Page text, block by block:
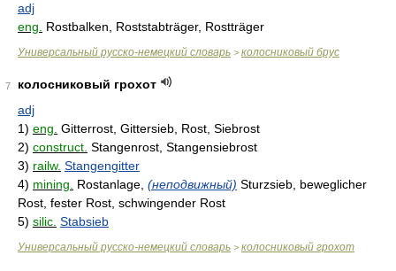
adj
eng.
Rostbalken, Roststabträger, Rostträger
Универсальный русско-немецкий словарь > колосниковый брус
7
колосниковый грохот
adj
1) eng. Gitterrost, Gittersieb, Rost, Siebrost
2) construct. Stangenrost, Stangensiebrost
3) railw. Stangengitter
4) mining. Rostanlage, (неподвижный) Sturzsieb, beweglicher
Rost, fester Rost, schwingender Rost
5) silic. Stabsieb
Универсальный русско-немецкий словарь > колосниковый грохот